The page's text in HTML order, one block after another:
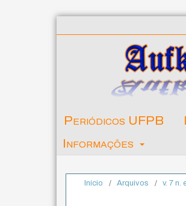
Periódicos UFPB
Informações
Início / Arquivos / v. 7 n.